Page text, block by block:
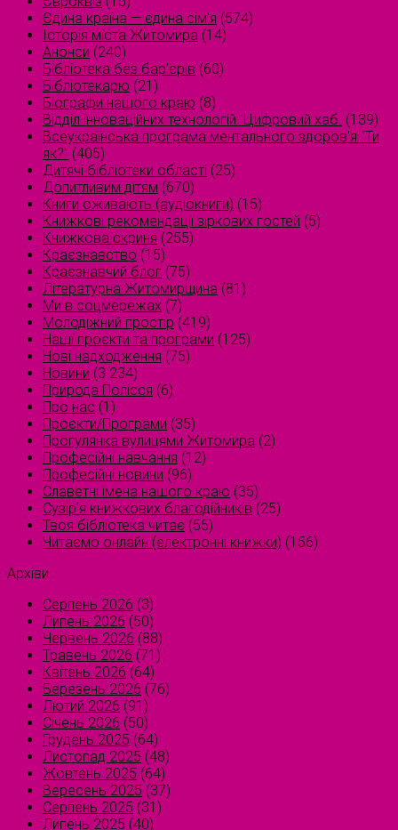
Єдина країна — єдина сім’я (574)
Історія міста Житомира (14)
Анонси (240)
Бібліотека без бар'єрів (60)
Бібліотекарю (21)
Біографи нашого краю (8)
Відділ інноваційних технологій. Цифровий хаб. (139)
Всеукраїнська програма ментального здоров'я "Ти
як?" (405)
Дитячі бібліотеки області (25)
Допитливим дітям (670)
Книги оживають (аудіокниги) (15)
Книжкові рекомендації зіркових гостей (5)
Книжкова скриня (255)
Краєзнавство (15)
Краєзнавчий блог (75)
Літературна Житомирщина (81)
Ми в соцмережах (7)
Молодіжний простір (419)
Наші проєкти та програми (125)
Нові надходження (75)
Новини (3 234)
Природа Полісся (6)
Про нас (1)
Проєкти/Програми (35)
Прогулянка вулицями Житомира (2)
Професійні навчання (12)
Професійні новини (96)
Славетні імена нашого краю (35)
Сузірʼя книжкових благодійників (25)
Твоя бібліотека читає (55)
Читаємо онлайн (електронні книжки) (156)
Архіви
Серпень 2026 (3)
Липень 2026 (50)
Червень 2026 (88)
Травень 2026 (71)
Квітень 2026 (64)
Березень 2026 (76)
Лютий 2026 (91)
Січень 2026 (50)
Грудень 2025 (64)
Листопад 2025 (48)
Жовтень 2025 (64)
Вересень 2025 (37)
Серпень 2025 (31)
Липень 2025 (40)